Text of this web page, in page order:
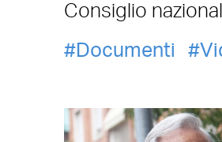
Consiglio
Documenti